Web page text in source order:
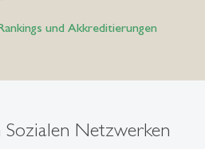
und Akkreditierungen
Sozialen Netzwerken